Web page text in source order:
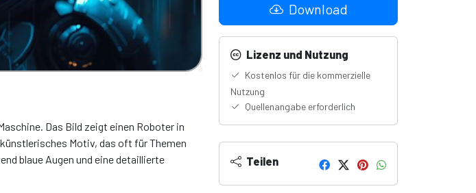
Das Bild zeigt einen Roboter in
Motiv, das oft für Themen
blaue Augen und eine detaillierte
Download
Lizenz und Nutzung
Kostenlos für die kommerzielle
Nutzung
Quellenangabe erforderlich
Teilen